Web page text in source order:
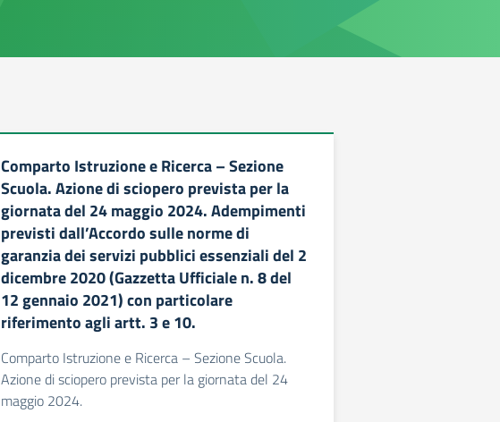
Comparto Istruzione e Ricerca – Sezione
Scuola. Azione di sciopero prevista per la
giornata del 24 maggio 2024. Adempimenti
previsti dall’Accordo sulle norme di
garanzia dei servizi pubblici essenziali del 2
dicembre 2020 (Gazzetta Ufficiale n. 8 del
12 gennaio 2021) con particolare
riferimento agli artt. 3 e 10.
Comparto Istruzione e Ricerca – Sezione Scuola.
Azione di sciopero prevista per la giornata del 24
maggio 2024.